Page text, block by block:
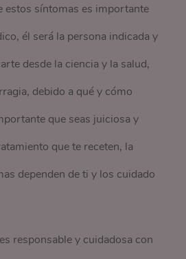
estos síntomas es importante
él será la persona indicada y
desde la ciencia y la salud,
debido a qué y cómo
que seas juiciosa y
que te receten, la
dependen de ti y los cuidado
responsable y cuidadosa con